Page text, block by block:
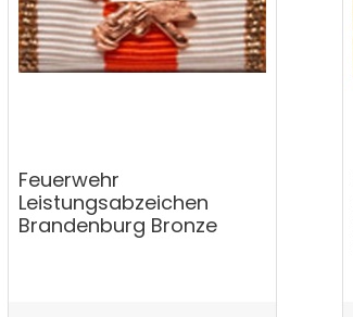
Feuerwehr
Leistungsabzeichen
Brandenburg Bronze